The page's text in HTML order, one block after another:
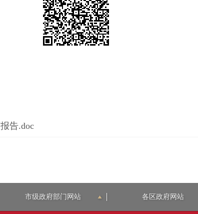
告.doc
市级政府部门网站 各区政府网站